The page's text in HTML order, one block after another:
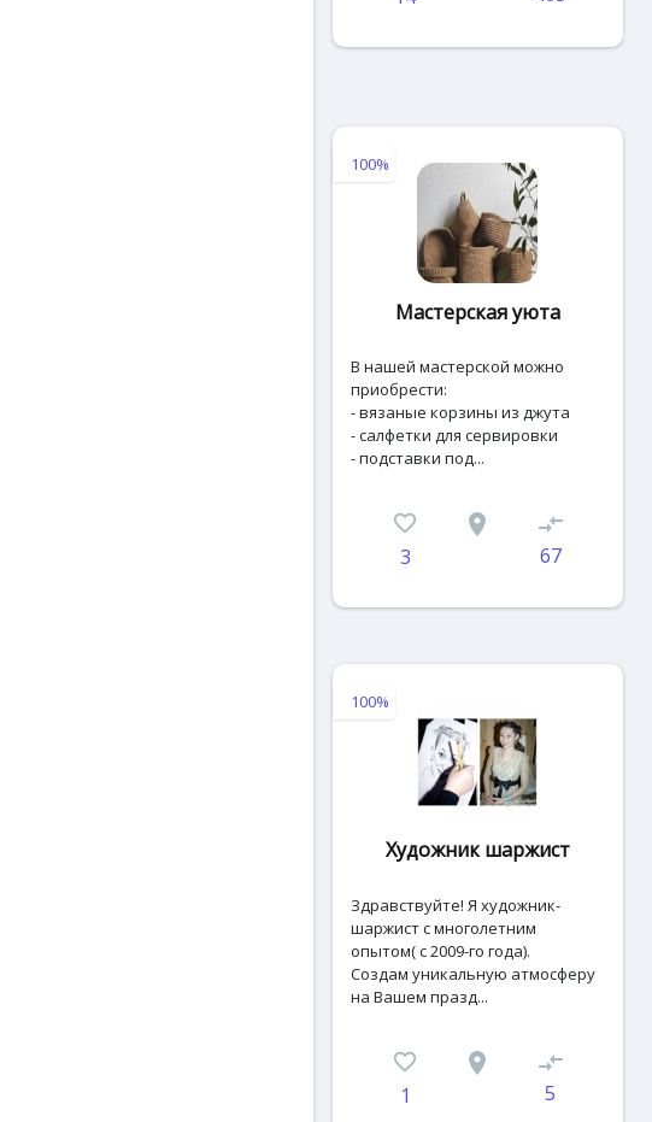
100%
Мастерская уюта
В нашей мастерской можно
приобрести:
- вязаные корзины из джута
- салфетки для сервировки
- подставки под...
favorite_border
3
place compare_arrows
67
100%
Художник шаржист
Здравствуйте! Я художник-
шаржист с многолетним
опытом( с 2009-го года).
Создам уникальную атмосферу
на Вашем празд...
favorite_border
1
place compare_arrows
5